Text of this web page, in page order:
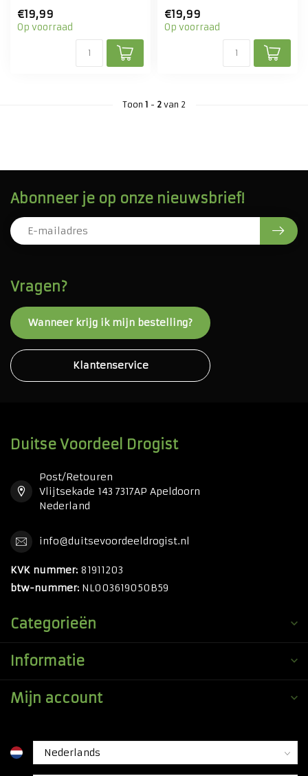
€19,99
Op voorraad
€19,99
Op voorraad
Toon 1 - 2van 2
Vragen?
Wanneer krijg ik mijn bestelling?
Klantenservice
Abonneer je op onze nieuwsbrief!
Duitse Voordeel Drogist
Post/Retouren
Vlijtsekade 143 7317AP Apeldoorn
Nederland
info@duitsevoordeeldrogist.nl
KVK nummer: 81911203
btw-nummer: NL003619050B59
Categorieën
Informatie
Mijn account